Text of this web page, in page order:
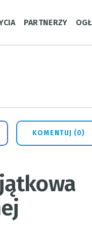
PARTNERZY
KOMENTUJ (0)